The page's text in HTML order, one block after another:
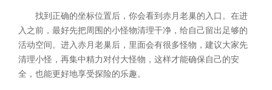
找到正确的坐标位置后，你会看到赤月老巢的入口。在进
入之前，最好先把周围的小怪物清理干净，给自己留出足够的
活动空间。进入赤月老巢后，里面会有很多怪物，建议大家先
清理小怪，再集中精力对付大怪物，这样才能确保自己的安
全，也能更好地享受探险的乐趣。